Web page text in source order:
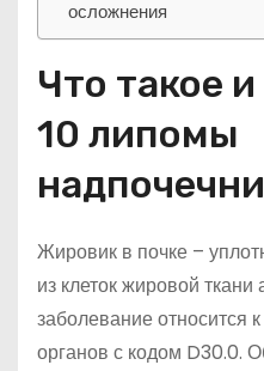
осложнения
Что такое
10 липомы
Жировик в почке –
из клеток жировой
заболевание относится
органов с кодом D30.0.